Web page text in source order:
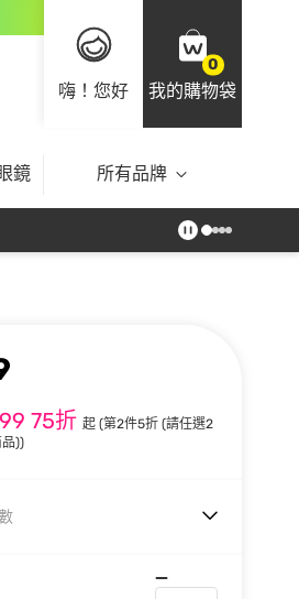
嗨！您好
0
我的購物袋
鏡 所有品牌
75折 起 (第2件5折 (請任選2
))